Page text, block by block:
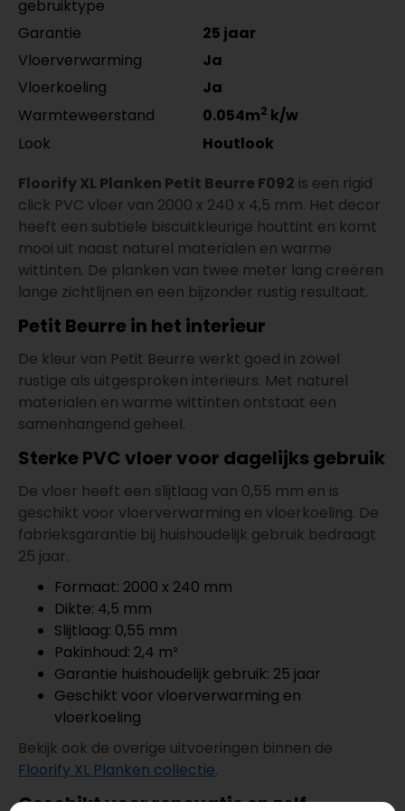
Floorify Profielen
Aanpassingsprofiel Q000
per lengte: mm, € 29,90 p/st
gebruiktype
Garantie
25 jaar
Vloerverwarming
Ja
Vloerkoeling
Ja
Warmteweerstand
0.054m2 k/w
Look
Houtlook
Floorify XL Planken Petit Beurre F092 is een rigid
click PVC vloer van 2000 x 240 x 4,5 mm. Het decor
heeft een subtiele biscuitkleurige houttint en komt
mooi uit naast naturel materialen en warme
wittinten. De planken van twee meter lang creëren
lange zichtlijnen en een bijzonder rustig resultaat.
Petit Beurre in het interieur
De kleur van Petit Beurre werkt goed in zowel
rustige als uitgesproken interieurs. Met naturel
materialen en warme wittinten ontstaat een
samenhangend geheel.
Sterke PVC vloer voor dagelijks gebruik
De vloer heeft een slijtlaag van 0,55 mm en is
geschikt voor vloerverwarming en vloerkoeling. De
fabrieksgarantie bij huishoudelijk gebruik bedraagt
25 jaar.
Formaat: 2000 x 240 mm
Dikte: 4,5 mm
Slijtlaag: 0,55 mm
Pakinhoud: 2,4 m²
Garantie huishoudelijk gebruik: 25 jaar
Geschikt voor vloerverwarming en
vloerkoeling
Bekijk ook de overige uitvoeringen binnen de
Floorify XL Planken collectie.
Geschikt voor renovatie en zelf